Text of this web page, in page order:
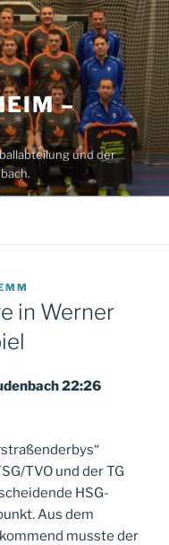
–
und der
in Werner
22:26
TVO und der TG
HSG-
Aus dem
musste der